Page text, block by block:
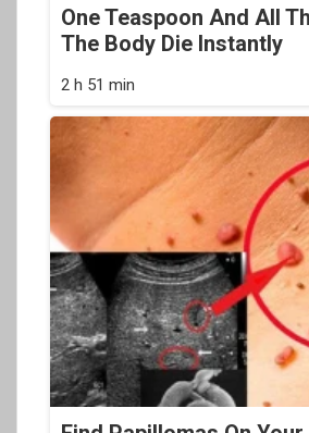
One Teaspoon And All
The Body Die Instantly
2 h 51 min